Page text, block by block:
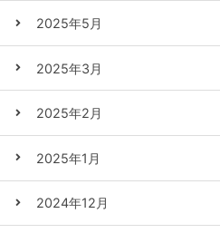
2025年5月
2025年3月
2025年2月
2025年1月
2024年12月